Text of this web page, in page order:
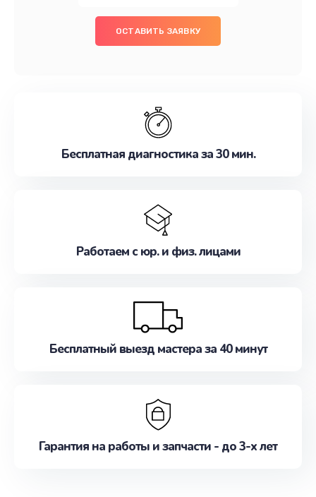
ОСТАВИТЬ ЗАЯВКУ
Бесплатная диагностика за 30 мин.
Работаем с юр. и физ. лицами
Бесплатный выезд мастера за 40 минут
Гарантия на работы и запчасти - до 3-х лет